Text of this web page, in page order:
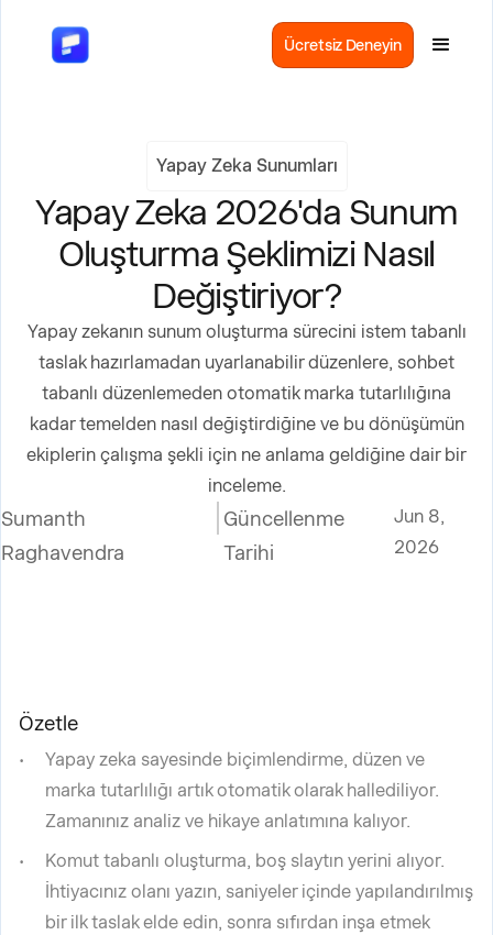
Ücretsiz Deneyin
Yapay Zeka Sunumları
Yapay Zeka 2026'da Sunum
Oluşturma Şeklimizi Nasıl
Değiştiriyor?
Yapay zekanın sunum oluşturma sürecini istem tabanlı
taslak hazırlamadan uyarlanabilir düzenlere, sohbet
tabanlı düzenlemeden otomatik marka tutarlılığına
kadar temelden nasıl değiştirdiğine ve bu dönüşümün
ekiplerin çalışma şekli için ne anlama geldiğine dair bir
inceleme.
Sumanth
Raghavendra
Güncellenme
Tarihi
Jun 8,
2026
Özetle
Yapay zeka sayesinde biçimlendirme, düzen ve
marka tutarlılığı artık otomatik olarak hallediliyor.
Zamanınız analiz ve hikaye anlatımına kalıyor.
Komut tabanlı oluşturma, boş slaytın yerini alıyor.
İhtiyacınız olanı yazın, saniyeler içinde yapılandırılmış
bir ilk taslak elde edin, sonra sıfırdan inşa etmek